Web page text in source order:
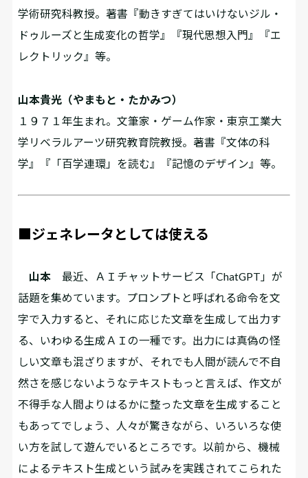
学術研究科教授。著書『動きすぎてはいけない――ジル・
ドゥルーズと生成変化の哲学』『現代思想入門』『エ
レクトリック』等。
山本貴光（やまもと・たかみつ）
１９７１年生まれ。文筆家・ゲーム作家・東京工業大
学リベラルアーツ研究教育院教授。著書『文体の科
学』『「百学連環」を読む』『記憶のデザイン』等。
■ジェネレータとしては使える
山本 最近、ＡＩチャットサービス「ChatGPT」が
話題を集めています。プロンプトと呼ばれる命令を文
字で入力すると、それに応じた文章を生成して出力す
る、いわゆる生成ＡＩの一種です。出力には真偽の怪
しい文章も混ざりますが、それでも人間が読んで不自
然さを感じないようなテキスト――もっと言えば、作文が
不得手な人間よりはるかに整った文章――を生成すること
もあってでしょう、人々が驚きながら、いろいろな使
い方を試して遊んでいるところです。以前から、機械
によるテキスト生成という試みを実践されてこられた